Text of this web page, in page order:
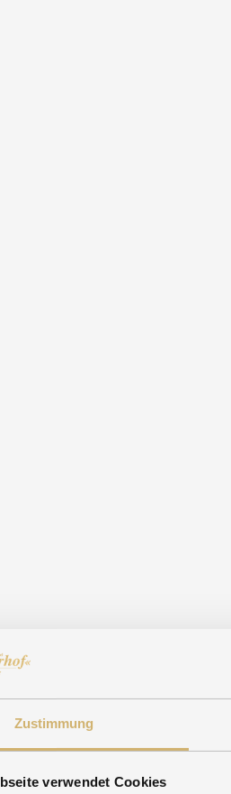
Zustimmung
verwendet Cookies